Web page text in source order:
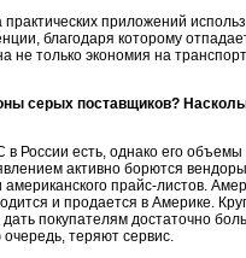
приложений
благодаря которому
не только экономия на
серых поставщиков?
России есть, однако его
активно борются
прайс-листов.
и продается в Америке.
покупателям достаточно
теряют сервис.